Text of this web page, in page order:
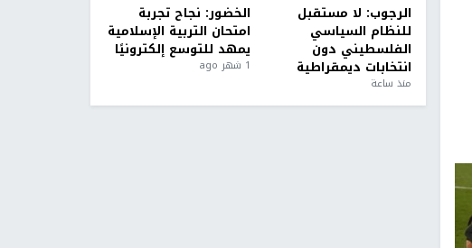
الرجوب: لا مستقبل
للنظام السياسي
الفلسطيني دون
انتخابات ديمقراطية
منذ ساعة
الخضور: نجاح تجربة
امتحان التربية الإسلامية
يمهد للتوسع إلكترونيًا
1 شهر ago